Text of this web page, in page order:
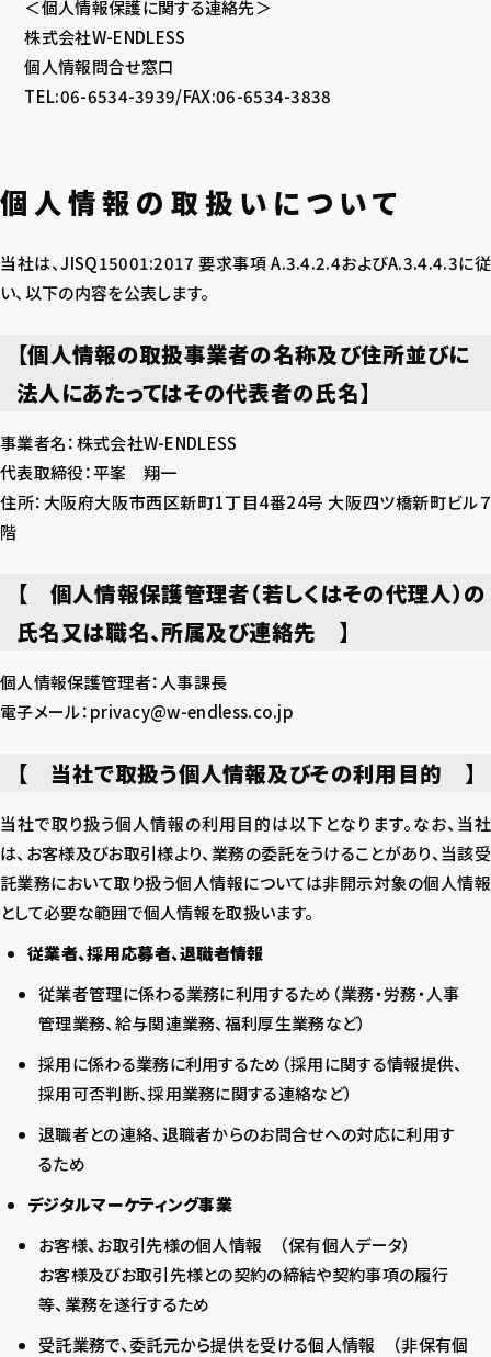
＜個人情報保護に関する連絡先＞
株式会社W-ENDLESS
個人情報問合せ窓口
TEL:06-6534-3939/FAX:06-6534-3838
個人情報の取扱いについて
当社は、JISQ15001:2017 要求事項 A.3.4.2.4およびA.3.4.4.3に従
い、以下の内容を公表します。
【個人情報の取扱事業者の名称及び住所並びに
法人にあたってはその代表者の氏名】
事業者名：株式会社W-ENDLESS
代表取締役：平峯 翔一
住所：大阪府大阪市西区新町1丁目4番24号 大阪四ツ橋新町ビル７
階
【 個人情報保護管理者（若しくはその代理人）の
氏名又は職名、所属及び連絡先 】
個人情報保護管理者：人事課長
電子メール：privacy@w-endless.co.jp
【 当社で取扱う個人情報及びその利用目的 】
当社で取り扱う個人情報の利用目的は以下となります。なお、当社
は、お客様及びお取引様より、業務の委託をうけることがあり、当該受
託業務において取り扱う個人情報については非開示対象の個人情報
として必要な範囲で個人情報を取扱います。
従業者、採用応募者、退職者情報
従業者管理に係わる業務に利用するため（業務・労務・人事
管理業務、給与関連業務、福利厚生業務など）
採用に係わる業務に利用するため（採用に関する情報提供、
採用可否判断、採用業務に関する連絡など）
退職者との連絡、退職者からのお問合せへの対応に利用す
るため
デジタルマーケティング事業
お客様、お取引先様の個人情報 （保有個人データ）
お客様及びお取引先様との契約の締結や契約事項の履行
等、業務を遂行するため
受託業務で、委託元から提供を受ける個人情報 （非保有個